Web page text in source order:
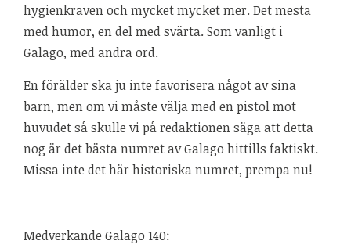
hygienkraven och mycket mycket mer. Det mesta
med humor, en del med svärta. Som vanligt i
Galago, med andra ord.
En förälder ska ju inte favorisera något av sina
barn, men om vi måste välja med en pistol mot
huvudet så skulle vi på redaktionen säga att detta
nog är det bästa numret av Galago hittills faktiskt.
Missa inte det här historiska numret, prempa nu!
Medverkande Galago 140: